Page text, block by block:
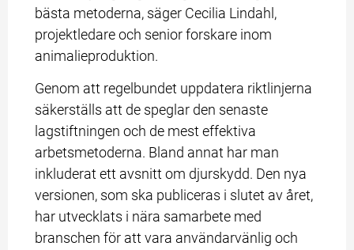
bästa metoderna, säger Cecilia Lindahl,
projektledare och senior forskare inom
animalieproduktion.
Genom att regelbundet uppdatera riktlinjerna
säkerställs att de speglar den senaste
lagstiftningen och de mest effektiva
arbetsmetoderna. Bland annat har man
inkluderat ett avsnitt om djurskydd. Den nya
versionen, som ska publiceras i slutet av året,
har utvecklats i nära samarbete med
branschen för att vara användarvänlig och